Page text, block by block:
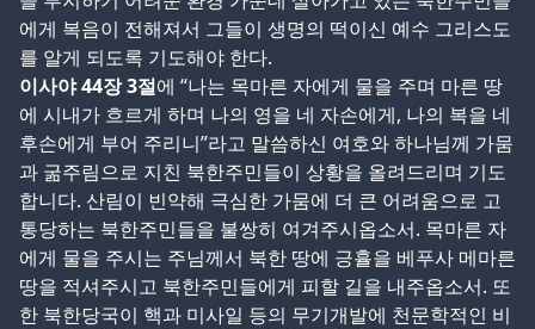
에게 복음이 전해져서 그들이 생명의 떡이신 예수 그리스도
를 알게 되도록 기도해야 한다.
이사야44장3절에 “나는 목마른 자에게 물을 주며 마른 땅
에 시내가 흐르게 하며 나의 영을 네 자손에게, 나의 복을 네
후손에게 부어 주리니”라고 말씀하신 여호와 하나님께 가뭄
과 굶주림으로 지친 북한주민들이 상황을 올려드리며 기도
합니다. 산림이 빈약해 극심한 가뭄에 더 큰 어려움으로 고
통당하는 북한주민들을 불쌍히 여겨주시옵소서. 목마른 자
에게 물을 주시는 주님께서 북한 땅에 긍휼을 베푸사 메마른
땅을 적셔주시고 북한주민들에게 피할 길을 내주옵소서. 또
한 북한당국이 핵과 미사일 등의 무기개발에 천문학적인 비